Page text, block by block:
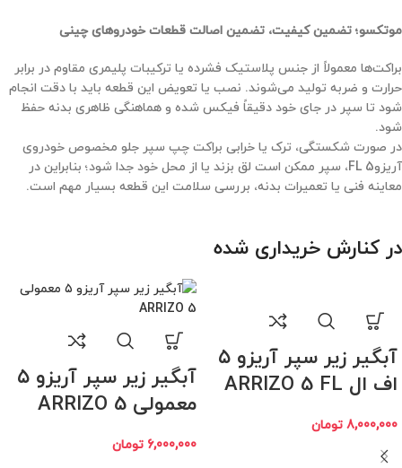
موتکسو؛ تضمین کیفیت، تضمین اصالت قطعات خودروهای چینی
براکت‌ها معمولاً از جنس پلاستیک فشرده یا ترکیبات پلیمری مقاوم در برابر
حرارت و ضربه تولید می‌شوند. نصب یا تعویض این قطعه باید با دقت انجام
شود تا سپر در جای خود دقیقاً فیکس شده و هماهنگی ظاهری بدنه حفظ
شود.
در صورت شکستگی، ترک یا خرابی براکت چپ سپر جلو مخصوص خودروی
آریزو5 FL، سپر ممکن است لق بزند یا از محل خود جدا شود؛ بنابراین در
معاینه فنی یا تعمیرات بدنه، بررسی سلامت این قطعه بسیار مهم است.
در کنارش خریداری شده
آبگیر زیر سپر آریزو ۵
اف ال ARRIZO 5 FL
8,000,000تومان
آبگیر زیر سپر آریزو ۵
معمولی ARRIZO 5
6,000,000 تومان